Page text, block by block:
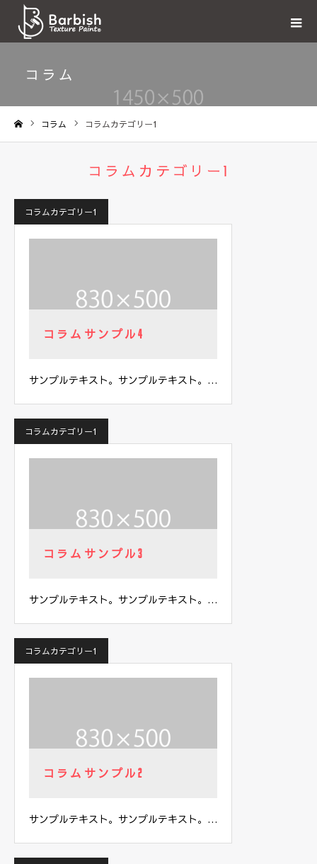
コラム
コラム コラムカテゴリー1
コラムカテゴリー1
コラムカテゴリー1
コラムサンプル4
サンプルテキスト。サンプルテキスト。…
コラムカテゴリー1
コラムサンプル3
サンプルテキスト。サンプルテキスト。…
コラムカテゴリー1
コラムサンプル2
サンプルテキスト。サンプルテキスト。…